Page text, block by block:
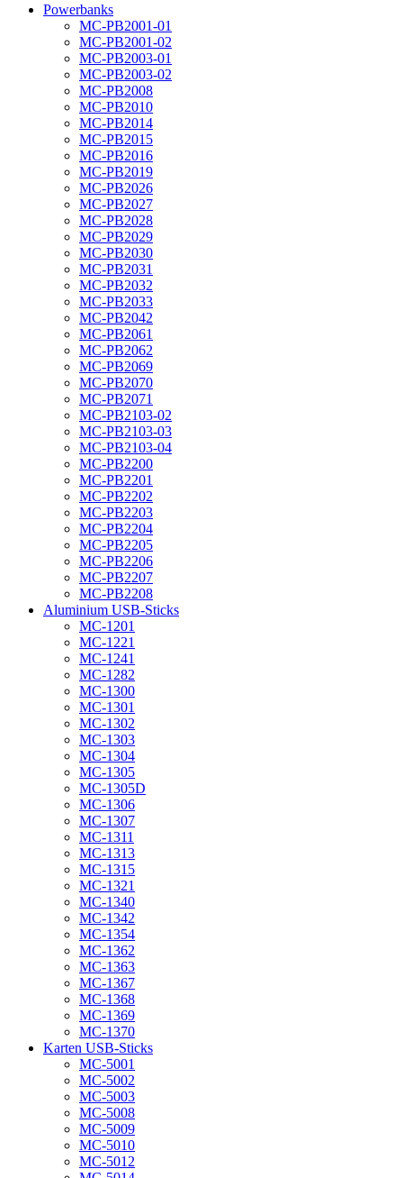
Powerbanks
MC-PB2001-01
MC-PB2001-02
MC-PB2003-01
MC-PB2003-02
MC-PB2008
MC-PB2010
MC-PB2014
MC-PB2015
MC-PB2016
MC-PB2019
MC-PB2026
MC-PB2027
MC-PB2028
MC-PB2029
MC-PB2030
MC-PB2031
MC-PB2032
MC-PB2033
MC-PB2042
MC-PB2061
MC-PB2062
MC-PB2069
MC-PB2070
MC-PB2071
MC-PB2103-02
MC-PB2103-03
MC-PB2103-04
MC-PB2200
MC-PB2201
MC-PB2202
MC-PB2203
MC-PB2204
MC-PB2205
MC-PB2206
MC-PB2207
MC-PB2208
Aluminium USB-Sticks
MC-1201
MC-1221
MC-1241
MC-1282
MC-1300
MC-1301
MC-1302
MC-1303
MC-1304
MC-1305
MC-1305D
MC-1306
MC-1307
MC-1311
MC-1313
MC-1315
MC-1321
MC-1340
MC-1342
MC-1354
MC-1362
MC-1363
MC-1367
MC-1368
MC-1369
MC-1370
Karten USB-Sticks
MC-5001
MC-5002
MC-5003
MC-5008
MC-5009
MC-5010
MC-5012